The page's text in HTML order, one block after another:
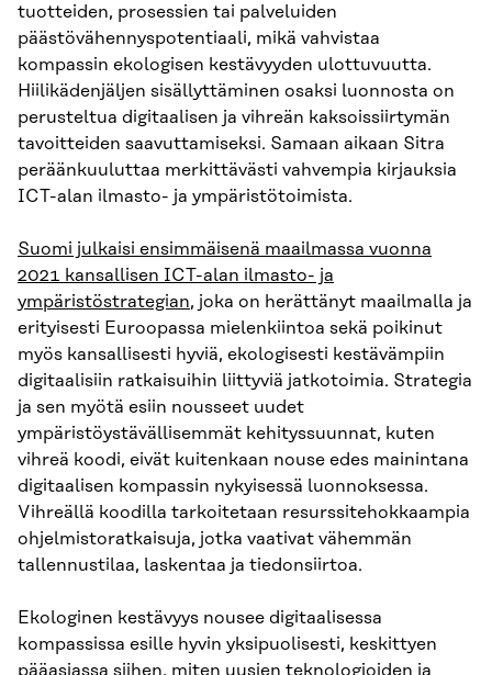
tuotteiden, prosessien tai palveluiden
päästövähennyspotentiaali, mikä vahvistaa
kompassin ekologisen kestävyyden ulottuvuutta.
Hiilikädenjäljen sisällyttäminen osaksi luonnosta on
perusteltua digitaalisen ja vihreän kaksoissiirtymän
tavoitteiden saavuttamiseksi. Samaan aikaan Sitra
peräänkuuluttaa merkittävästi vahvempia kirjauksia
ICT-alan ilmasto- ja ympäristötoimista.
Suomi julkaisi ensimmäisenä maailmassa vuonna
2021 kansallisen ICT-alan ilmasto- ja
ympäristöstrategian, joka on herättänyt maailmalla ja
erityisesti Euroopassa mielenkiintoa sekä poikinut
myös kansallisesti hyviä, ekologisesti kestävämpiin
digitaalisiin ratkaisuihin liittyviä jatkotoimia. Strategia
ja sen myötä esiin nousseet uudet
ympäristöystävällisemmät kehityssuunnat, kuten
vihreä koodi, eivät kuitenkaan nouse edes mainintana
digitaalisen kompassin nykyisessä luonnoksessa.
Vihreällä koodilla tarkoitetaan resurssitehokkaampia
ohjelmistoratkaisuja, jotka vaativat vähemmän
tallennustilaa, laskentaa ja tiedonsiirtoa.
Ekologinen kestävyys nousee digitaalisessa
kompassissa esille hyvin yksipuolisesti, keskittyen
pääasiassa siihen, miten uusien teknologioiden ja